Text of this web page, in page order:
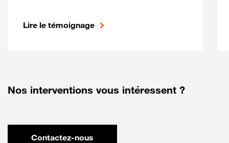
Lire le témoignage
Nos interventions vous intéressent ?
Contactez-nous